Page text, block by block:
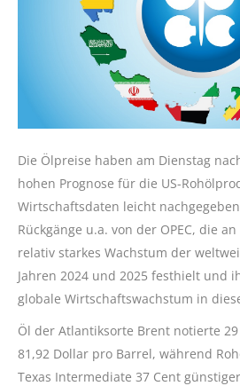
Die Ölpreise haben am Dienstag
hohen Prognose für die US-
Wirtschaftsdaten leicht
Rückgänge u.a. von der OPEC, die
relativ starkes Wachstum der
Jahren 2024 und 2025 festhielt und
globale Wirtschaftswachstum in
Öl der Atlantiksorte Brent notierte
81,92 Dollar pro Barrel, während
Texas Intermediate 37 Cent